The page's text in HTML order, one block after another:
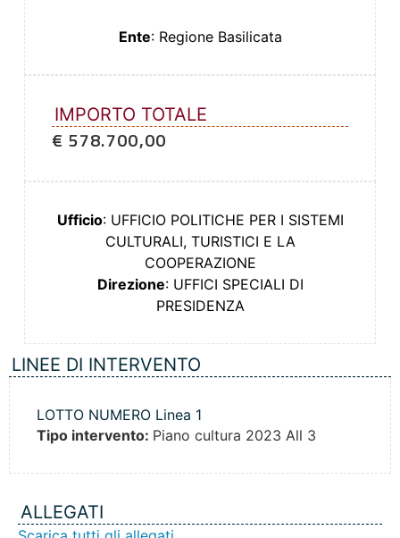
Ente: Regione Basilicata
IMPORTO TOTALE
€ 578.700,00
Ufficio: UFFICIO POLITICHE PER I SISTEMI
CULTURALI, TURISTICI E LA
COOPERAZIONE
Direzione: UFFICI SPECIALI DI
PRESIDENZA
LINEE DI INTERVENTO
LOTTO NUMERO Linea 1
Tipo intervento: Piano cultura 2023 All 3
ALLEGATI